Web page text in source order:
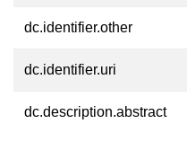
dc.identifier.other
dc.identifier.uri
dc.description.abstract